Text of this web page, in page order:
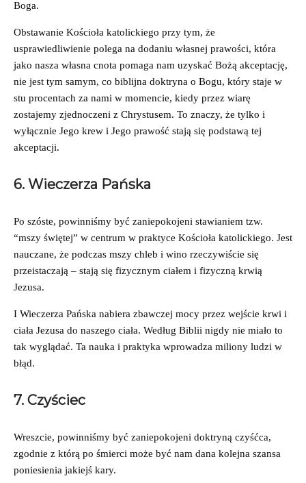
Boga.
Obstawanie Kościoła katolickiego przy tym, że
usprawiedliwienie polega na dodaniu własnej prawości, która
jako nasza własna cnota pomaga nam uzyskać Bożą akceptację,
nie jest tym samym, co biblijna doktryna o Bogu, który staje w
stu procentach za nami w momencie, kiedy przez wiarę
zostajemy zjednoczeni z Chrystusem. To znaczy, że tylko i
wyłącznie Jego krew i Jego prawość stają się podstawą tej
akceptacji.
6. Wieczerza Pańska
Po szóste, powinniśmy być zaniepokojeni stawianiem tzw.
“mszy świętej” w centrum w praktyce Kościoła katolickiego. Jest
nauczane, że podczas mszy chleb i wino rzeczywiście się
przeistaczają – stają się fizycznym ciałem i fizyczną krwią
Jezusa.
I Wieczerza Pańska nabiera zbawczej mocy przez wejście krwi i
ciała Jezusa do naszego ciała. Według Biblii nigdy nie miało to
tak wyglądać. Ta nauka i praktyka wprowadza miliony ludzi w
błąd.
7. Czyściec
Wreszcie, powinniśmy być zaniepokojeni doktryną czyśćca,
zgodnie z którą po śmierci może być nam dana kolejna szansa
poniesienia jakiejś kary.